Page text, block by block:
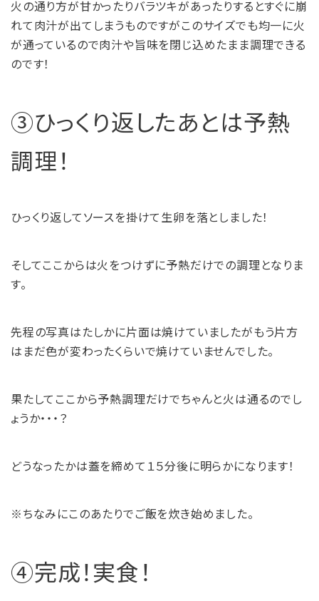
火の通り方が甘かったりバラツキがあったりするとすぐに崩
れて肉汁が出てしまうものですがこのサイズでも均一に火
が通っているので肉汁や旨味を閉じ込めたまま調理できる
のです！
③ひっくり返したあとは予熱
調理！
ひっくり返してソースを掛けて生卵を落としました！
そしてここからは火をつけずに予熱だけでの調理となりま
す。
先程の写真はたしかに片面は焼けていましたがもう片方
はまだ色が変わったくらいで焼けていませんでした。
果たしてここから予熱調理だけでちゃんと火は通るのでし
ょうか・・・？
どうなったかは蓋を締めて１５分後に明らかになります！
※ちなみにこのあたりでご飯を炊き始めました。
④完成！実食！